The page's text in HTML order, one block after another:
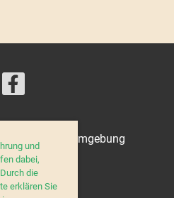
und
dabei,
die
erklären Sie
Zug und Umgebung